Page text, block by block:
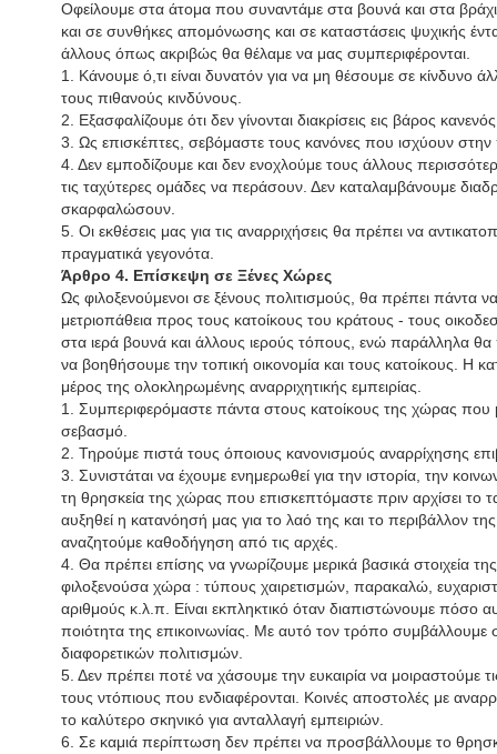
Οφείλουμε στα άτομα που συναντάμε στα βουνά και στα
και σε συνθήκες απομόνωσης και σε καταστάσεις ψυχικής
άλλους όπως ακριβώς θα θέλαμε να μας συμπεριφέρονται.
1. Κάνουμε ό,τι είναι δυνατόν για να μη θέσουμε σε κίνδυνο
τους πιθανούς κινδύνους.
2. Εξασφαλίζουμε ότι δεν γίνονται διακρίσεις εις βάρος
3. Ως επισκέπτες, σεβόμαστε τους κανόνες που ισχύουν στην
4. Δεν εμποδίζουμε και δεν ενοχλούμε τους άλλους
τις ταχύτερες ομάδες να περάσουν. Δεν καταλαμβάνουμε
σκαρφαλώσουν.
5. Οι εκθέσεις μας για τις αναρριχήσεις θα πρέπει να
πραγματικά γεγονότα.
Άρθρο 4. Επίσκεψη σε Ξένες Χώρες
Ως φιλοξενούμενοι σε ξένους πολιτισμούς, θα πρέπει πάντα
μετριοπάθεια προς τους κατοίκους του κράτους - τους
στα ιερά βουνά και άλλους ιερούς τόπους, ενώ παράλληλα
να βοηθήσουμε την τοπική οικονομία και τους κατοίκους. Η
μέρος της ολοκληρωμένης αναρριχητικής εμπειρίας.
1. Συμπεριφερόμαστε πάντα στους κατοίκους της χώρας που
σεβασμό.
2. Τηρούμε πιστά τους όποιους κανονισμούς αναρρίχησης
3. Συνιστάται να έχουμε ενημερωθεί για την ιστορία, την
τη θρησκεία της χώρας που επισκεπτόμαστε πριν αρχίσει το
αυξηθεί η κατανόησή μας για το λαό της και το περιβάλλον
αναζητούμε καθοδήγηση από τις αρχές.
4. Θα πρέπει επίσης να γνωρίζουμε μερικά βασικά στοιχεία
φιλοξενούσα χώρα : τύπους χαιρετισμών, παρακαλώ,
αριθμούς κ.λ.π. Είναι εκπληκτικό όταν διαπιστώνουμε πόσο
ποιότητα της επικοινωνίας. Με αυτό τον τρόπο συμβάλλουμε
διαφορετικών πολιτισμών.
5. Δεν πρέπει ποτέ να χάσουμε την ευκαιρία να μοιραστούμε
τους ντόπιους που ενδιαφέρονται. Κοινές αποστολές με
το καλύτερο σκηνικό για ανταλλαγή εμπειριών.
6. Σε καμιά περίπτωση δεν πρέπει να προσβάλλουμε το